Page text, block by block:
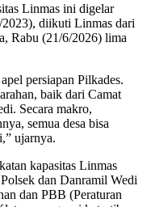
Linmas ini digelar
2023), diikuti Linmas dari
Rabu (21/6/2026) lima
persiapan Pilkades.
baik dari Camat
Secara makro,
semua desa bisa
ujarnya.
kapasitas Linmas
dan Danramil Wedi
dan PBB (Peraturan